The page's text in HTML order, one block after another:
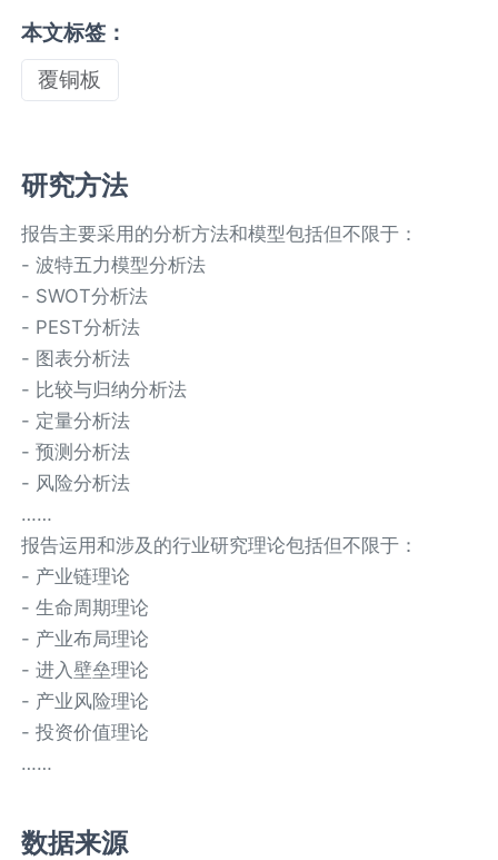
本文标签：
覆铜板
研究方法
报告主要采用的分析方法和模型包括但不限于：
- 波特五力模型分析法
- SWOT分析法
- PEST分析法
- 图表分析法
- 比较与归纳分析法
- 定量分析法
- 预测分析法
- 风险分析法
……
报告运用和涉及的行业研究理论包括但不限于：
- 产业链理论
- 生命周期理论
- 产业布局理论
- 进入壁垒理论
- 产业风险理论
- 投资价值理论
……
数据来源